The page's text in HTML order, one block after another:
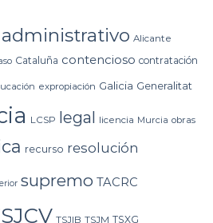
administrativo Alicante
Cataluña contencioso contratación
expropiación Galicia Generalitat
LCSP legal licencia Murcia obras
recurso resolución
supremo TACRC
TSJIB TSJM TSXG